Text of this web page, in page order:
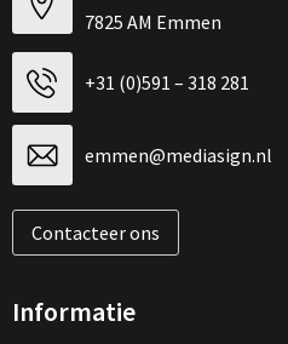
7825 AM Emmen
+31 (0)591 – 318 281
emmen@mediasign.nl
Contacteer ons
Informatie